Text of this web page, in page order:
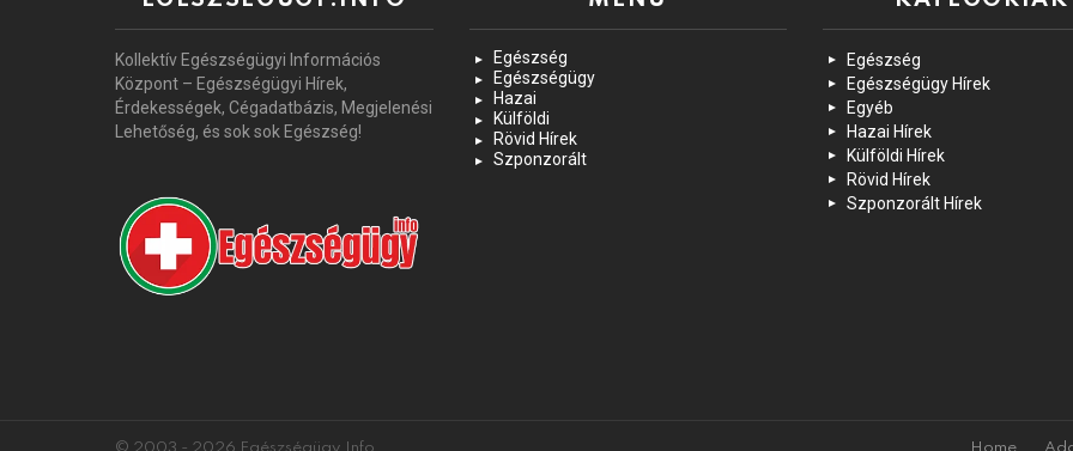
Kollektív Egészségügyi Információs
Központ – Egészségügyi Hírek,
Érdekességek, Cégadatbázis, Megjelenési
Lehetőség, és sok sok Egészség!
Egészség
Egészségügy
Hazai
Külföldi
Rövid Hírek
Szponzorált
Egészség
Egészségügy Hírek
Egyéb
Hazai Hírek
Külföldi Hírek
Rövid Hírek
Szponzorált Hírek